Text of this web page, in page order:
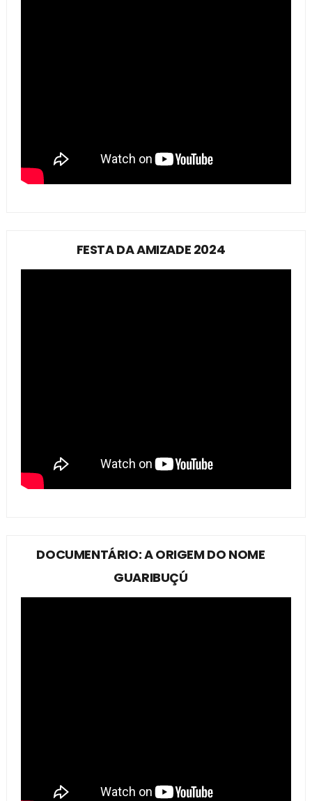
FESTA DA AMIZADE 2024
DOCUMENTÁRIO: A ORIGEM DO NOME
GUARIBUÇÚ